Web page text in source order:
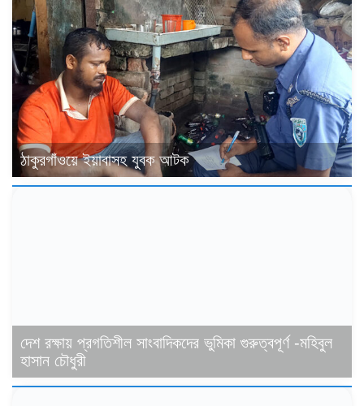
ঠাকুরগাঁওয়ে ইয়াবাসহ যুবক আটক
দেশ রক্ষায় প্রগতিশীল সাংবাদিকদের ভুমিকা গুরুত্বপূর্ণ -মহিবুল
হাসান চৌধুরী